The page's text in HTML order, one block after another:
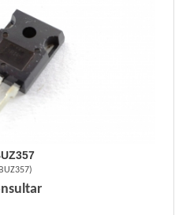
BUZ357)